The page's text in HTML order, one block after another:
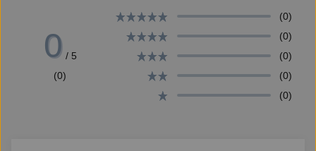
雕刻後，曾在花店和園藝店工作，也從事過園林綠化工
作。退休後，仍持續熱衷於植物的繪圖工作，現為自由
插畫家和景觀建築師，著有兒童繪本作品《灑水器爺
爺》、《胖花盆和瘦花盆》。
0 / 5
(0)
(0)
(0)
(0)
(0)
(0)